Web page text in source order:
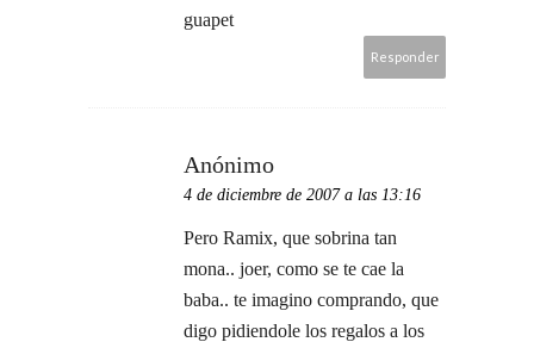
guapet
Responder
Anónimo
4 de diciembre de 2007 a las 13:16
Pero Ramix, que sobrina tan
mona.. joer, como se te cae la
baba.. te imagino comprando, que
digo pidiendole los regalos a los